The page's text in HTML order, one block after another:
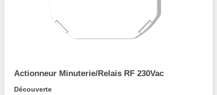
Actionneur Minuterie/Relais RF 230Vac
Découverte